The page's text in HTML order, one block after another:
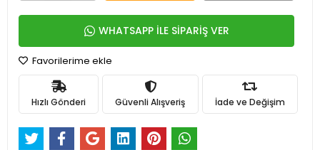
WHATSAPP İLE SİPARİŞ VER
Favorilerime ekle
Hızlı Gönderi Güvenli Alışveriş İade ve Değişim